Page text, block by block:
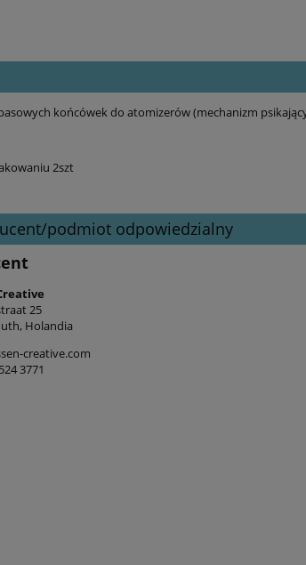
końcówek do atomizerów (mechanizm
2szt
podmiot odpowiedzialny
25
Holandia
creative.com
3771